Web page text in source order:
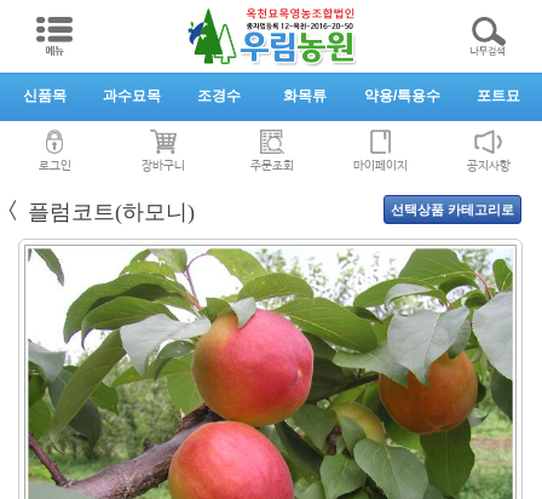
신품목 과수묘목 조경수 화목류 약용/특용수 포트묘
로그인 장바구니 주문조회 마이페이지 공지사항
〈 플럼코트(하모니)